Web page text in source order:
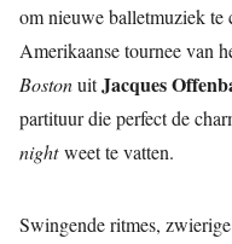
om nieuwe balletmuziek te
Amerikaanse tournee van
BostonuitJacques
partituur die perfect de
nightweet te vatten.
Swingende ritmes,